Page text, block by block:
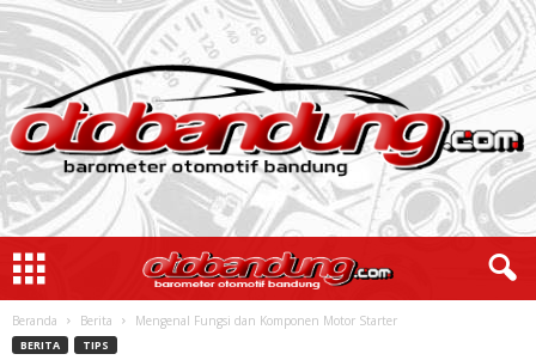
Beranda Berita Mengenal Fungsi dan Komponen Motor Starter
BERITA TIPS